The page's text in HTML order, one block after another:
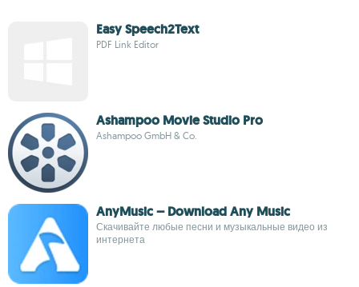
Easy Speech2Text
PDF Link Editor
Ashampoo Movie Studio Pro
Ashampoo GmbH & Co.
AnyMusic – Download Any Music
Скачивайте любые песни и музыкальные видео из
интернета